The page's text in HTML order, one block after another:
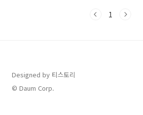
삼성의 스마트워치이기 때문에 다양한 기능과 함
화면을 워치페이스라고 하는데 워치페이스는 정
말 다양하게 바꿀 수 있고, 본인사진으로도 변경
이 가능합니다. 그러니깐 나만의 시계로 유니크
1
Designed by 티스토리
© Daum Corp.